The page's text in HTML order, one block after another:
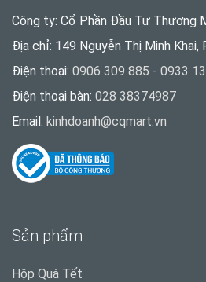
Công ty: Cổ Phần Đầu Tư Thương
Địa chỉ: 149 Nguyễn Thị Minh Khai,
Điện thoại: 0906 309 885 - 0933
Điện thoại bàn: 028 38374987
Email: kinhdoanh@cqmart.vn
Sản phẩm
Hộp Quà Tết